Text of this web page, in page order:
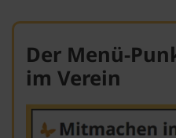
Der Menü-
im Verein